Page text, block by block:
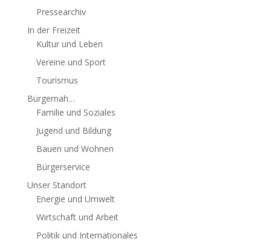
Pressearchiv
In der Freizeit
Kultur und Leben
Vereine und Sport
Tourismus
Bürgernah…
Familie und Soziales
Jugend und Bildung
Bauen und Wohnen
Bürgerservice
Unser Standort
Energie und Umwelt
Wirtschaft und Arbeit
Politik und Internationales